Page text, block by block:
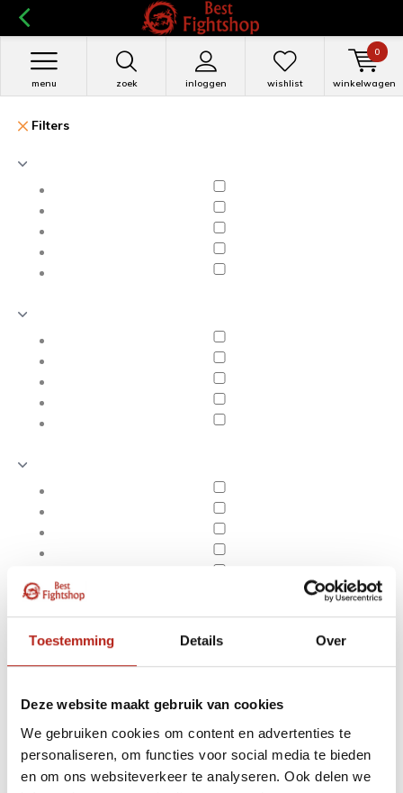
Toestemming Details Over
Deze website maakt gebruik van cookies
We gebruiken cookies om content en advertenties te
personaliseren, om functies voor social media te bieden
en om ons websiteverkeer te analyseren. Ook delen we
zoek inloggen
menu wishlist winkelwagen
0
Filters
Apply filters
Producten getagd met